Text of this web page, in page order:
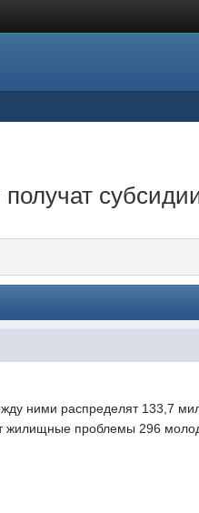
ними распределят 133,7
жилищные проблемы 296